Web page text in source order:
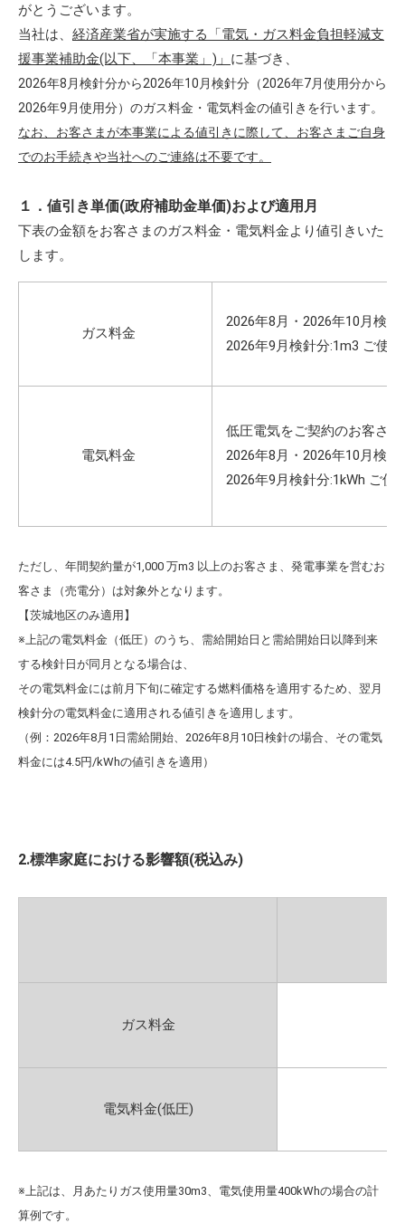
がとうございます。
当社は、 経済産業省が実施する「電気・ガス料金負担軽減支
援事業補助金(以下、「本事業」)」 に基づき、
2026年8月検針分から2026年10月検針分（2026年7月使用分から
2026年9月使用分）のガス料金・電気料金の値引きを行います。
なお、お客さまが本事業による値引きに際して、お客さまご自身
でのお手続きや当社へのご連絡は不要です。
１．値引き単価(政府補助金単価)および適用月
下表の金額をお客さまのガス料金・電気料金より値引きいた
します。
ガス料金
2026年8月・2026年10月検針
2026年9月検針分:1m3 ご使
電気料金
低圧電気をご契約のお客さま
2026年8月・2026年10月検
2026年9月検針分:1kWh ご使
ただし、年間契約量が1,000 万m3 以上のお客さま、 発電事業を営むお
客さま（売電分）は対象外となります。
【茨城地区のみ適用】
※上記の電気料金（低圧）のうち、需給開始日と需給開始日以降到来
する検針日が同月となる場合は、
その電気料金には前月下旬に確定する燃料価格を適用するため、翌月
検針分の電気料金に適用される値引きを適用します。
（例：2026年8月1日需給開始、2026年8月10日検針の場合、その電気
料金には4.5円/kWhの値引きを適用）
2.標準家庭における影響額(税込み)
ガス料金
電気料金(低圧)
※上記は、月あたりガス使用量30m3、電気使用量400kWhの場合の計
算例です。